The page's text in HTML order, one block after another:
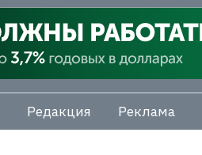
Редакция Реклама